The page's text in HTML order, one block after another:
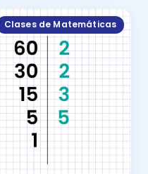
Clases de Matemáticas